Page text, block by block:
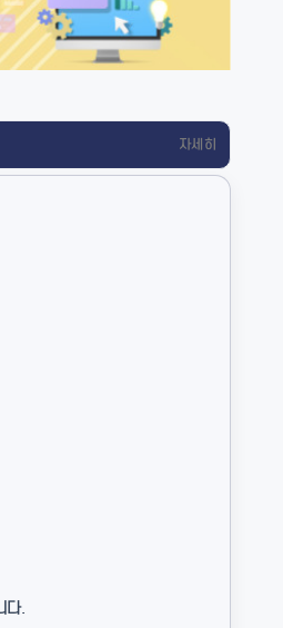
자세히
다.